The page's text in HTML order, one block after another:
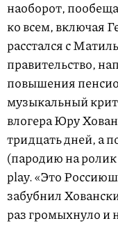
наоборот,
ко всем, включая
расстался с
правительство,
повышения
музыкальный
влогера Юру
тридцать дней, а
(пародию на
play. «Это
забубнил
раз громыхнуло и